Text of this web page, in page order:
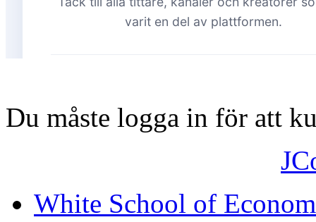
Du måste logga in för att
White School of